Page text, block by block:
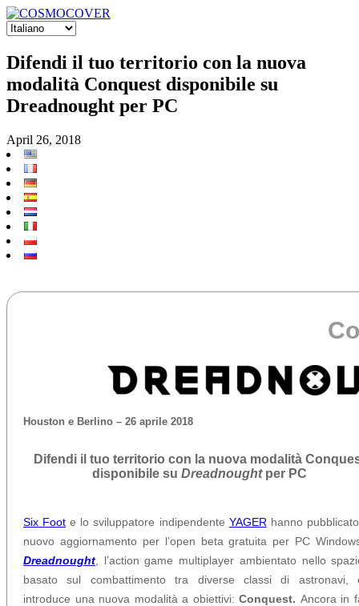
Difendi il tuo territorio con la nuova
modalità Conquest disponibile su
Dreadnought per PC
April 26, 2018
Houston e Berlino – 26 aprile 2018
Difendi il tuo territorio con la nuova modalità
disponibile su Dreadnoughtper PC
Six Foot e lo sviluppatore indipendente YAGER hanno
nuovo aggiornamento per l’open beta gratuita per PC
Dreadnought , l’action game multiplayer ambientato nello
basato sul combattimento tra diverse classi di astronavi,
introduce una nuova modalità a obiettivi:Conquest. Ancora in